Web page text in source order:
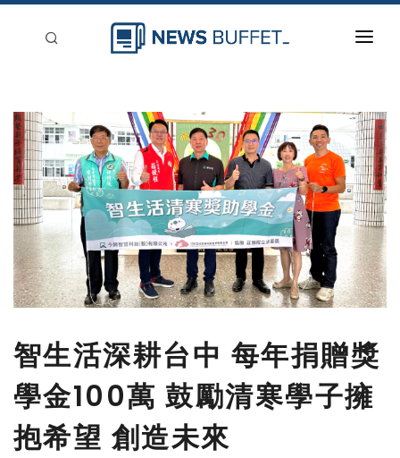
新聞稿分類
登入
刊登
智生活深耕台中 每年捐贈獎
學金100萬 鼓勵清寒學子擁
抱希望 創造未來